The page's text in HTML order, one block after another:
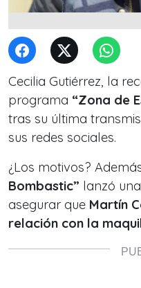
Cecilia Gutiérrez, la
programa “Zona de
tras su última
sus redes sociales.
¿Los motivos?
Bombastic” lanzó
asegurar que Martín
relación con la